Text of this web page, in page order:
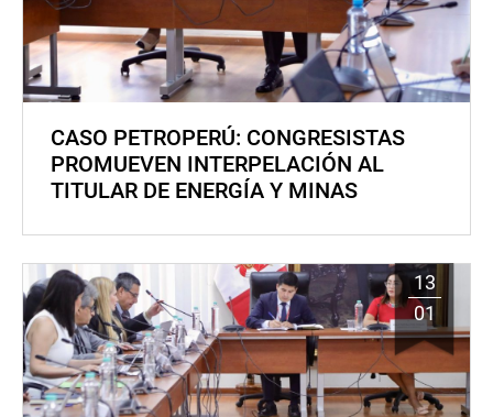
CASO PETROPERÚ: CONGRESISTAS
PROMUEVEN INTERPELACIÓN AL
TITULAR DE ENERGÍA Y MINAS
13
01